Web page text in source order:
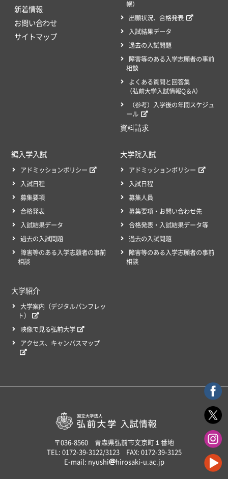
新着情報
お問い合わせ
サイトマップ
幌）
出願状況、合格発表
入試結果データ
過去の入試問題
障害等のある入学志願者の事前
相談
よくある質問と回答集
（弘前大学入試情報Q＆A）
（参考）入学後の年間スケジュ
ール
資料請求
編入学入試
アドミッションポリシー
入試日程
募集要項
合格発表
入試結果データ
過去の入試問題
障害等のある入学志願者の事前
相談
大学院入試
アドミッションポリシー
入試日程
募集人員
募集要項・お問い合わせ先
合格発表・入試結果データ等
過去の入試問題
障害等のある入学志願者の事前
相談
大学紹介
大学案内（デジタルパンフレッ
ト）
映像で見る弘前大学
アクセス、キャンパスマップ
〒036-8560 青森県弘前市文京町１番地
TEL: 0172-39-3122/3123 FAX: 0172-39-3125
E-mail: nyushi
hirosaki-u.ac.jp